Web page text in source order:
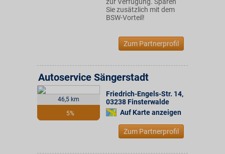
Sie zusätzlich mit dem
BSW-Vorteil!
Zum Partnerprofil
46,5 km
5%
Autoservice Sängerstadt
Friedrich-Engels-Str. 14,
03238 Finsterwalde
Auf Karte anzeigen
Zum Partnerprofil